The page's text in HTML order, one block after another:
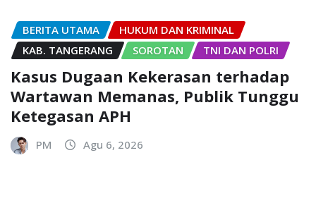
BERITA UTAMA
HUKUM DAN KRIMINAL
KAB. TANGERANG
SOROTAN TNI DAN POLRI
Kasus Dugaan Kekerasan terhadap
Wartawan Memanas, Publik Tunggu
Ketegasan APH
PM Agu 6, 2026